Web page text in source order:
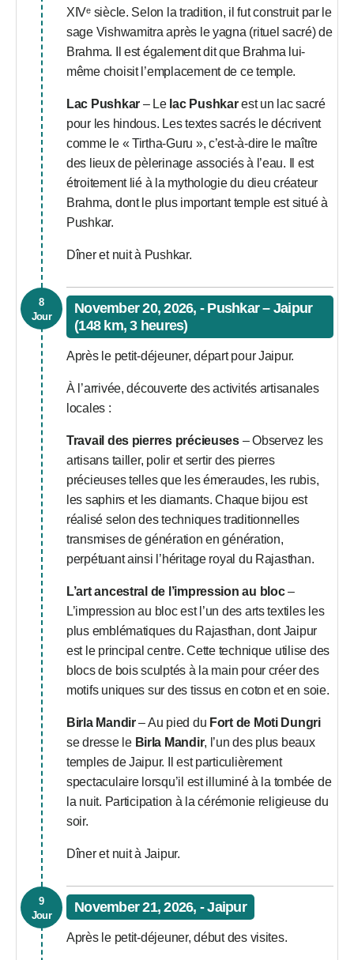
XIVᵉ siècle. Selon la tradition, il fut construit par le
sage Vishwamitra après le yagna (rituel sacré) de
Brahma. Il est également dit que Brahma lui-
même choisit l’emplacement de ce temple.
Lac Pushkar – Le lac Pushkarest un lac sacré
pour les hindous. Les textes sacrés le décrivent
comme le « Tirtha-Guru », c’est-à-dire le maître
des lieux de pèlerinage associés à l’eau. Il est
étroitement lié à la mythologie du dieu créateur
Brahma, dont le plus important temple est situé à
Pushkar.
Dîner et nuit à Pushkar.
8
Jour
November 20, 2026, - Pushkar – Jaipur
(148 km, 3 heures)
Après le petit-déjeuner, départ pour Jaipur.
À l’arrivée, découverte des activités artisanales
locales :
Travail des pierres précieuses– Observez les
artisans tailler, polir et sertir des pierres
précieuses telles que les émeraudes, les rubis,
les saphirs et les diamants. Chaque bijou est
réalisé selon des techniques traditionnelles
transmises de génération en génération,
perpétuant ainsi l’héritage royal du Rajasthan.
L’art ancestral de l’impression au bloc–
L’impression au bloc est l’un des arts textiles les
plus emblématiques du Rajasthan, dont Jaipur
est le principal centre. Cette technique utilise des
blocs de bois sculptés à la main pour créer des
motifs uniques sur des tissus en coton et en soie.
Birla Mandir– Au pied du Fort de Moti Dungri
se dresse le Birla Mandir, l’un des plus beaux
temples de Jaipur. Il est particulièrement
spectaculaire lorsqu’il est illuminé à la tombée de
la nuit. Participation à la cérémonie religieuse du
soir.
Dîner et nuit à Jaipur.
9
Jour
November 21, 2026, - Jaipur
Après le petit-déjeuner, début des visites.